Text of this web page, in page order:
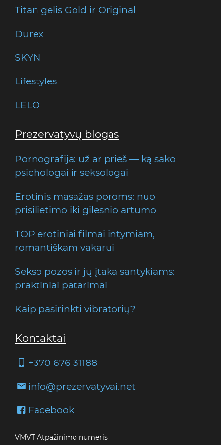
Titan gelis Gold ir Original
Durex
SKYN
Lifestyles
LELO
Prezervatyvų blogas
Pornografija: už ar prieš — ką sako
psichologai ir seksologai
Erotinis masažas poroms: nuo
prisilietimo iki gilesnio artumo
TOP erotiniai filmai intymiam,
romantiškam vakarui
Sekso pozos ir jų įtaka santykiams:
praktiniai patarimai
Kaip pasirinkti vibratorių?
Kontaktai
+370 676 31188
info@prezervatyvai.net
Facebook
VMVT Atpažinimo numeris